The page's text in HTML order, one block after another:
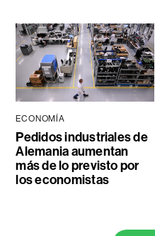
ECONOMÍA
Pedidos industriales de
Alemania aumentan
más de lo previsto por
los economistas